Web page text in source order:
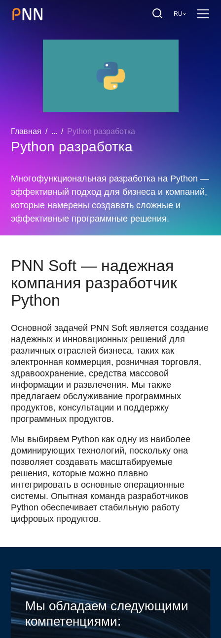
RU
Главная ... Python разработка
Python разработка
Многофункциональная разработка на Python —
эффективный подход для бизнеса и компаний,
которые намерены создавать сложные и
эффективные программные решения.
PNN Soft — надежная
компания разработчик
Python
Основной задачей PNN Soft является создание
надежных и инновационных решений для
различных отраслей бизнеса, таких как
электронная коммерция, розничная торговля,
здравоохранение, средства массовой
информации и развлечения. Мы также
предлагаем обслуживание программных
продуктов, консультации и поддержку
программных продуктов.
Мы выбираем Python как одну из наиболее
доминирующих технологий, поскольку она
позволяет создавать масштабируемые
решения, которые можно плавно
интегрировать в основные операционные
системы. Опытная команда разработчиков
Python обеспечивает стабильную работу
цифровых продуктов.
Мы обладаем следующими
компетенциями: